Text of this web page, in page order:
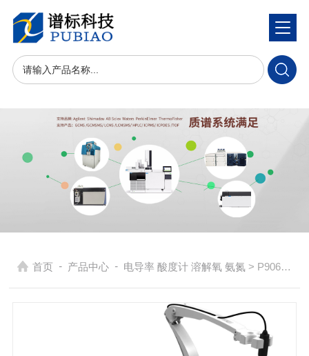
首页 - 产品中心 - 电导率 酸度计 溶解氧 氨氮 > P906电导率、溶解氧双参数台式测定仪 按键式台式二合一